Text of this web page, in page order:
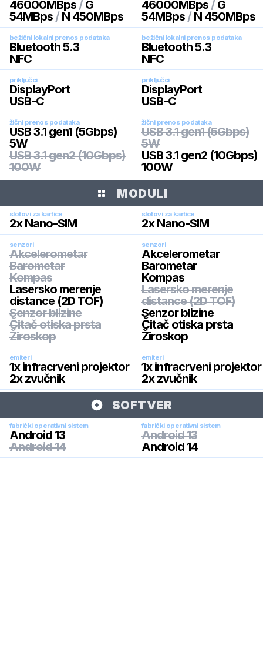
46000MBps / G
54MBps / N 450MBps
46000MBps / G
54MBps / N 450MBps
bežični lokalni prenos podataka
Bluetooth 5.3
NFC
bežični lokalni prenos podataka
Bluetooth 5.3
NFC
priključci
DisplayPort
USB-C
priključci
DisplayPort
USB-C
žični prenos podataka
USB 3.1 gen1 (5Gbps)
5W
USB 3.1 gen2 (10Gbps)
100W
žični prenos podataka
USB 3.1 gen1 (5Gbps)
5W
USB 3.1 gen2 (10Gbps)
100W
MODULI
slotovi za kartice
2x Nano-SIM
slotovi za kartice
2x Nano-SIM
senzori
Akcelerometar
Barometar
Kompas
Lasersko merenje
distance (2D TOF)
Senzor blizine
Čitač otiska prsta
Žiroskop
senzori
Akcelerometar
Barometar
Kompas
Lasersko merenje
distance (2D TOF)
Senzor blizine
Čitač otiska prsta
Žiroskop
emiteri
1x infracrveni projektor
2x zvučnik
emiteri
1x infracrveni projektor
2x zvučnik
SOFTVER
fabrički operativni sistem
Android 13
Android 14
fabrički operativni sistem
Android 13
Android 14